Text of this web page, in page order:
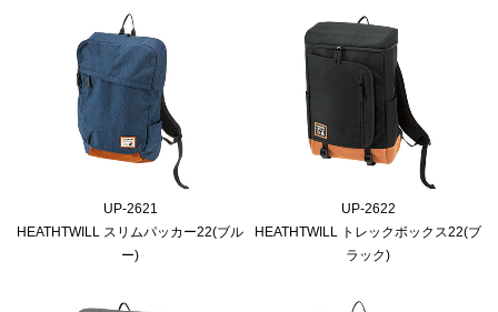
UP-2621
HEATHTWILL スリムパッカー22(ブル
ー)
UP-2622
HEATHTWILL トレックボックス22(ブ
ラック)